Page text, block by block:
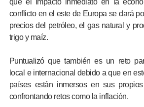
que el impacto inmediato en la
conflicto en el este de Europa se dará
precios del petróleo, el gas natural y
trigo y maíz.
Puntualizó que también es un reto
local e internacional debido a que en
países están inmersos en sus
confrontando retos como la inflación.